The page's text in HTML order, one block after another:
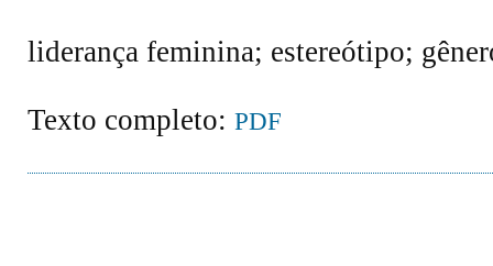
liderança feminina; estereótipo;
Texto completo: PDF